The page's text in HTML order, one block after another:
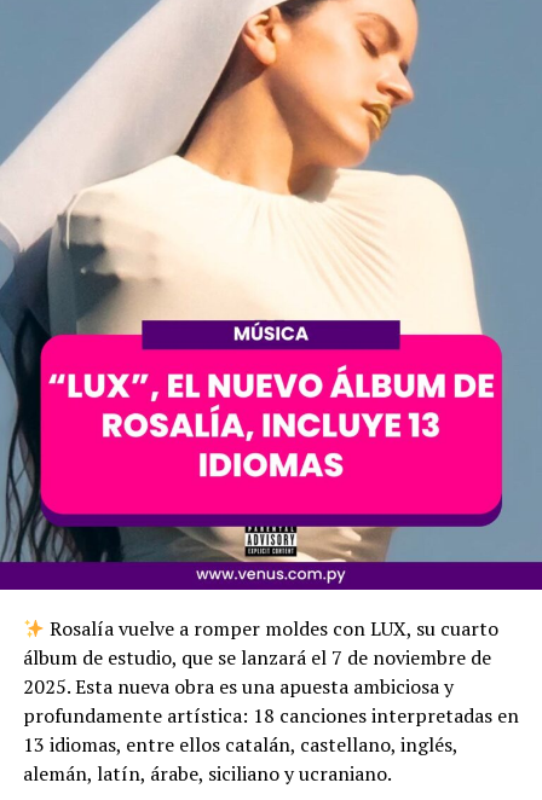
Rosalía vuelve a romper moldes con LUX, su cuarto
álbum de estudio, que se lanzará el 7 de noviembre de
2025. Esta nueva obra es una apuesta ambiciosa y
profundamente artística: 18 canciones interpretadas en
13 idiomas, entre ellos catalán, castellano, inglés,
alemán, latín, árabe, siciliano y ucraniano.